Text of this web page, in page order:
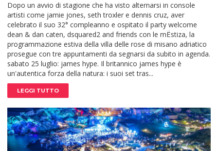
Dopo un avvio di stagione che ha visto alternarsi in console
artisti come jamie jones, seth troxler e dennis cruz, aver
celebrato il suo 32° compleanno e ospitato il party welcome
dean & dan caten, dsquared2 and friends con le mËstiza, la
programmazione estiva della villa delle rose di misano adriatico
prosegue con tre appuntamenti da segnarsi da subito in agenda.
sabato 25 luglio: james hype. Il britannico james hype è
un'autentica forza della natura: i suoi set tras...
LEGGI TUTTO